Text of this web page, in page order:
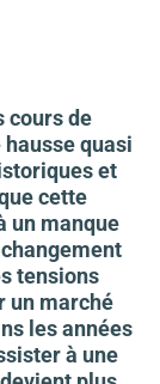
cours de
hausse quasi
et
cette
un manque
tensions
un marché
les années
à une